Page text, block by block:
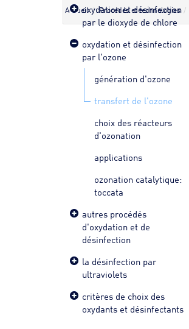
Accueil Procédés et technologies
oxydation et désinfection
par le dioxyde de chlore
oxydation et désinfection
par l'ozone
génération d'ozone
transfert de l'ozone
choix des réacteurs
d'ozonation
applications
ozonation catalytique:
toccata
autres procédés
d'oxydation et de
désinfection
la désinfection par
ultraviolets
critères de choix des
oxydants et désinfectants